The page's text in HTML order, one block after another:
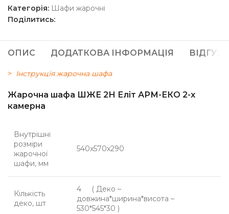
Категорія: Шафи жарочні
Поділитись:
ОПИС ДОДАТКОВА ІНФОРМАЦІЯ
> Інструкція жарочна шафа
Жарочна шафа ШЖЕ 2Н Еліт АРМ-ЕКО 2-х
камерна
Внутрішні
розміри
жарочної
шафи, мм
540х570х290
Кількість
деко, шт
4 ( Деко –
довжина*ширина*висота –
530*545*30 )